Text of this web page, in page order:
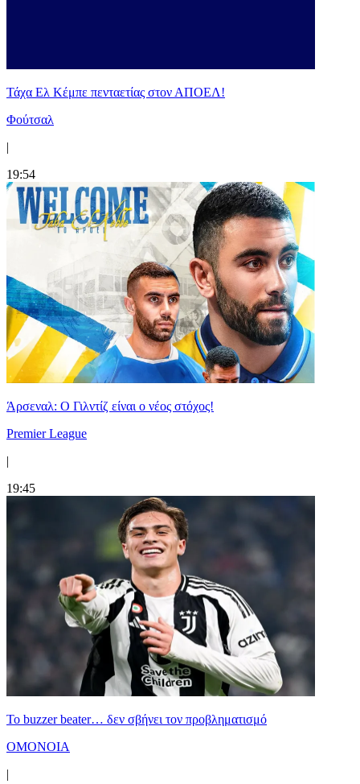
Τάχα Ελ Κέμπε πενταετίας στον ΑΠΟΕΛ!
Φούτσαλ
|
19:54
Άρσεναλ: Ο Γιλντίζ είναι ο νέος στόχος!
Premier League
|
19:45
Το buzzer beater… δεν σβήνει τoν προβληματισμό
ΟΜΟΝΟΙΑ
|